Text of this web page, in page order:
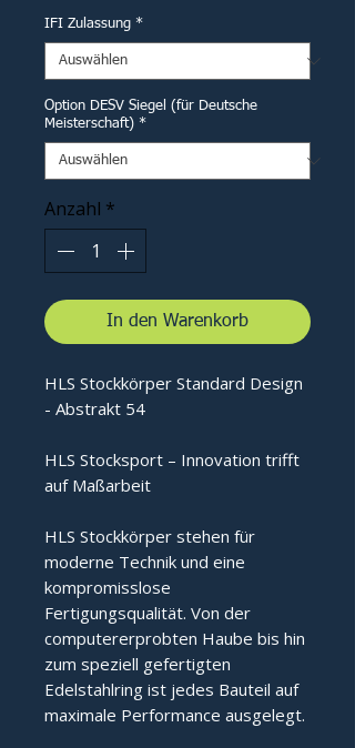
IFI Zulassung *
Option DESV Siegel (für Deutsche
Meisterschaft) *
Anzahl *
In den Warenkorb
HLS Stockkörper Standard Design
- Abstrakt 54
HLS Stocksport – Innovation trifft
auf Maßarbeit
HLS Stockkörper stehen für
moderne Technik und eine
kompromisslose
Fertigungsqualität. Von der
computererprobten Haube bis hin
zum speziell gefertigten
Edelstahlring ist jedes Bauteil auf
maximale Performance ausgelegt.